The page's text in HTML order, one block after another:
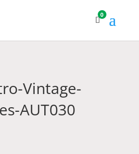
0
Vintage-
AUT030